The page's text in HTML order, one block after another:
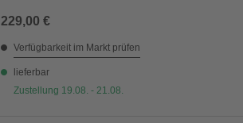
229,00 €
Verfügbarkeit im Markt prüfen
lieferbar
Zustellung 19.08. - 21.08.